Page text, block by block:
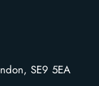
SE9 5EA